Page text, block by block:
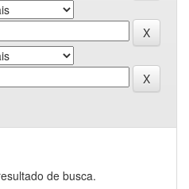
de busca.